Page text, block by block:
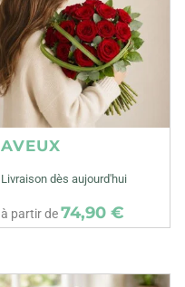
AVEUX
Livraison dès aujourd'hui
à partir de74,90 €